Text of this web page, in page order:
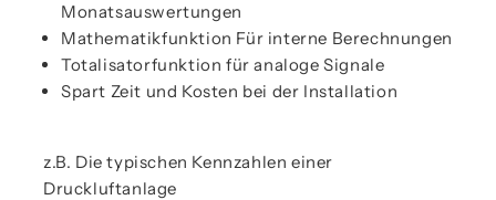
Monatsauswertungen
Mathematikfunktion Für interne Berechnungen
Totalisatorfunktion für analoge Signale
Spart Zeit und Kosten bei der Installation
z.B. Die typischen Kennzahlen einer
Druckluftanlage